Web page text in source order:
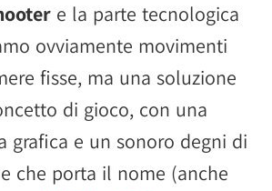
e la parte tecnologica
ovviamente movimenti
fisse, ma una soluzione
di gioco, con una
grafica e un sonoro degni di
che porta il nome (anche